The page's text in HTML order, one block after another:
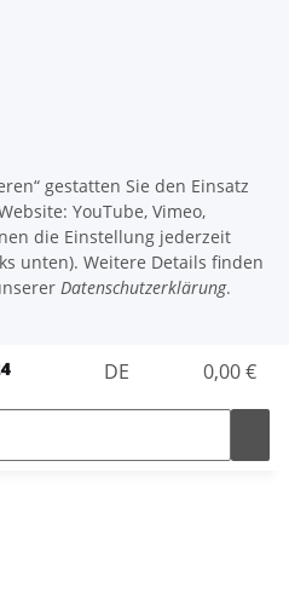
gestatten Sie den Einsatz
YouTube, Vimeo,
die Einstellung jederzeit
unten). Weitere Details finden
Datenschutzerklärung.
DE 0,00 €